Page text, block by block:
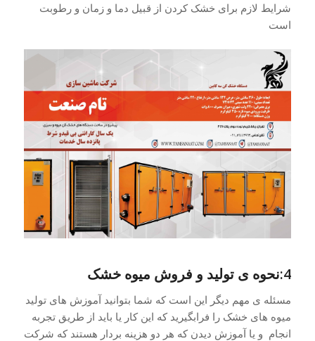
شرایط لازم برای خشک کردن از قبیل دما و زمان و رطوبت
است
4:نحوه ی تولید و فروش میوه خشک
مسئله ی مهم دیگر این است که شما بتوانید آموزش های تولید
میوه های خشک را فرابگیرید که این کار یا باید از طریق تجربه
انجام و یا آموزش دیدن که هر دو هزینه بردار هستند که شرکت